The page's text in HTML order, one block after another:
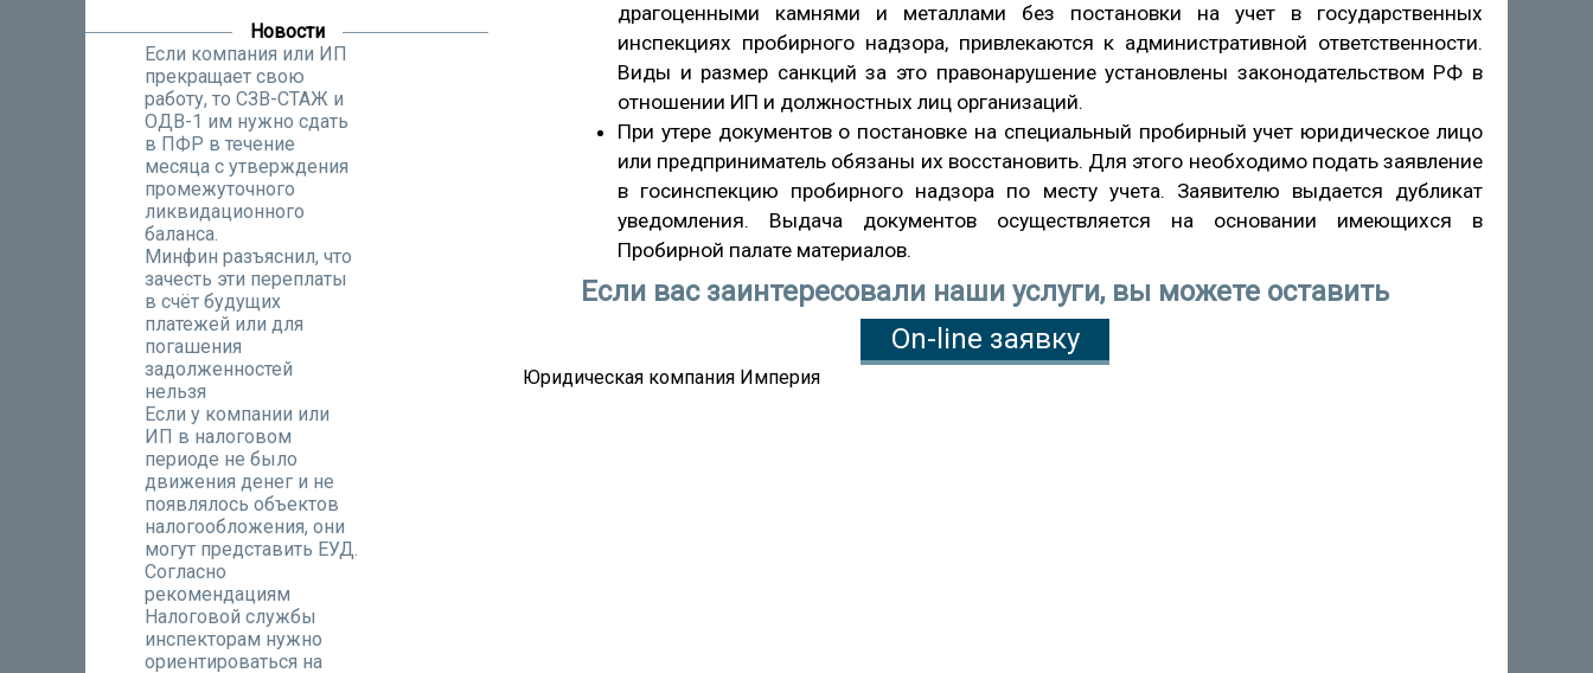
драгоценными камнями и металлами без постановки на учет в государственных
инспекциях пробирного надзора, привлекаются к административной ответственности.
Виды и размер санкций за это правонарушение установлены законодательством РФ в
отношении ИП и должностных лиц организаций.
При утере документов о постановке на специальный пробирный учет юридическое лицо
или предприниматель обязаны их восстановить. Для этого необходимо подать заявление
в госинспекцию пробирного надзора по месту учета. Заявителю выдается дубликат
уведомления. Выдача документов осуществляется на основании имеющихся в
Пробирной палате материалов.
Если вас заинтересовали наши услуги, вы можете оставить
On-line заявку
Юридическая компания Империя
Новости
Если компания или ИП
прекращает свою
работу, то СЗВ-СТАЖ и
ОДВ-1 им нужно сдать
в ПФР в течение
месяца с утверждения
промежуточного
ликвидационного
баланса.
Минфин разъяснил, что
зачесть эти переплаты
в счёт будущих
платежей или для
погашения
задолженностей
нельзя
Если у компании или
ИП в налоговом
периоде не было
движения денег и не
появлялось объектов
налогообложения, они
могут представить ЕУД.
Согласно
рекомендациям
Налоговой службы
инспекторам нужно
ориентироваться на